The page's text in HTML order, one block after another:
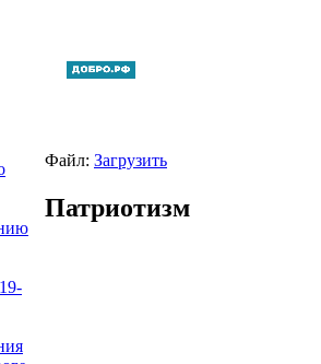
Файл: Загрузить
Патриотизм